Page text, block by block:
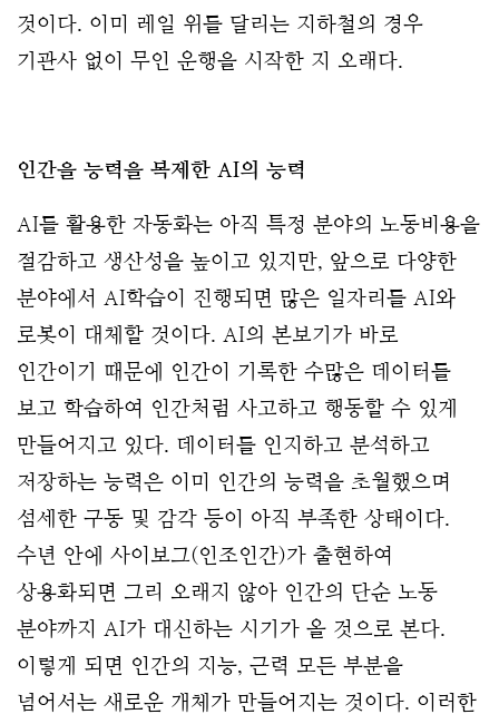
것이다. 이미 레일 위를 달리는 지하철의 경우
기관사 없이 무인 운행을 시작한 지 오래다.
인간을 능력을 복제한 AI의 능력
AI를 활용한 자동화는 아직 특정 분야의 노동비용을
절감하고 생산성을 높이고 있지만, 앞으로 다양한
분야에서 AI학습이 진행되면 많은 일자리를 AI와
로봇이 대체할 것이다. AI의 본보기가 바로
인간이기 때문에 인간이 기록한 수많은 데이터를
보고 학습하여 인간처럼 사고하고 행동할 수 있게
만들어지고 있다. 데이터를 인지하고 분석하고
저장하는 능력은 이미 인간의 능력을 초월했으며
섬세한 구동 및 감각 등이 아직 부족한 상태이다.
수년 안에 사이보그(인조인간)가 출현하여
상용화되면 그리 오래지 않아 인간의 단순 노동
분야까지 AI가 대신하는 시기가 올 것으로 본다.
이렇게 되면 인간의 지능, 근력 모든 부분을
넘어서는 새로운 개체가 만들어지는 것이다. 이러한